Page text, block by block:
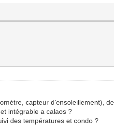
capteur d'ensoleillement),
intégrable a calaos ?
des températures et condo ?